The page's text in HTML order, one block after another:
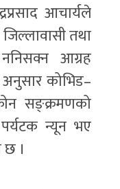
आचार्यले
तथा
आग्रह
कोभिड–
सङ्क्रमणको
न्यून भए
।